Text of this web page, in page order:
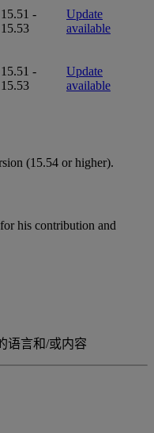
15.51 -
15.53
Update
available
15.51 -
15.53
Update
available
(15.54 or higher).
his contribution and
语言和/或内容